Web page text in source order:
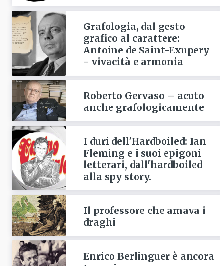
Grafologia, dal gesto
grafico al carattere:
Antoine de Saint-Exupery
- vivacità e armonia
Roberto Gervaso – acuto
anche grafologicamente
I duri dell'Hardboiled: Ian
Fleming e i suoi epigoni
letterari, dall'hardboiled
alla spy story.
Il professore che amava i
draghi
Enrico Berlinguer è ancora